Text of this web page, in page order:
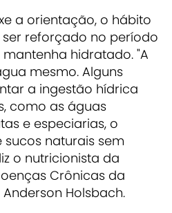
a orientação, o hábito
reforçado no período
hidratado. "A
mesmo. Alguns
a ingestão hídrica
como as águas
e especiarias, o
naturais sem
o nutricionista da
Crônicas da
Holsbach.